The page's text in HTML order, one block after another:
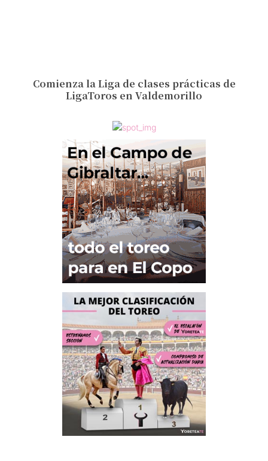
Comienza la Liga de clases prácticas de
LigaToros en Valdemorillo